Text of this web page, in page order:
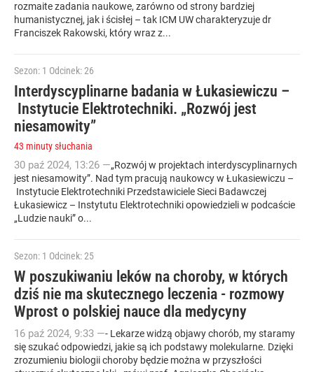
rozmaite zadania naukowe, zarówno od strony bardziej
humanistycznej, jak i ścisłej – tak ICM UW charakteryzuje dr
Franciszek Rakowski, który wraz z...
Sezon: 1 Odcinek: 26
Interdyscyplinarne badania w Łukasiewiczu –
Instytucie Elektrotechniki. „Rozwój jest
niesamowity”
43 minuty słuchania
30 paź 2024, 13:26 —„Rozwój w projektach interdyscyplinarnych
jest niesamowity”. Nad tym pracują naukowcy w Łukasiewiczu –
Instytucie Elektrotechniki Przedstawiciele Sieci Badawczej
Łukasiewicz – Instytutu Elektrotechniki opowiedzieli w podcaście
„Ludzie nauki” o...
Sezon: 1 Odcinek: 25
W poszukiwaniu leków na choroby, w których
dziś nie ma skutecznego leczenia - rozmowy
Wprost o polskiej nauce dla medycyny
16 paź 2024, 9:33 —- Lekarze widzą objawy chorób, my staramy
się szukać odpowiedzi, jakie są ich podstawy molekularne. Dzięki
zrozumieniu biologii choroby będzie można w przyszłości